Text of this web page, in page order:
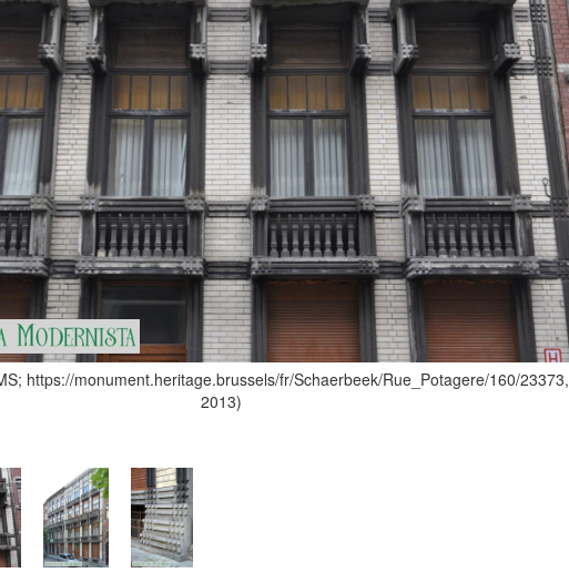
https://monument.heritage.brussels/fr/Schaerbeek/Rue_Potagere/160/23373,
2013)